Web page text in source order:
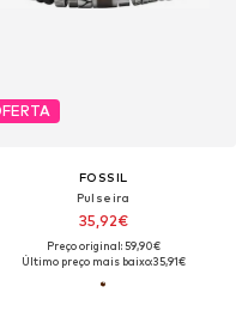
FOSSIL
Pulseira
35,92€
Preço original: 59,90€
Último preço mais baixo:35,91€